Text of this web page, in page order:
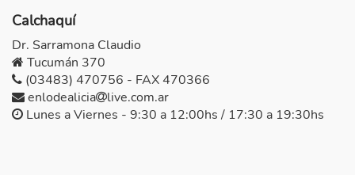
Calchaquí
Dr. Sarramona Claudio
Tucumán 370
(03483) 470756 - FAX 470366
enlodealicia
live.com.ar
Lunes a Viernes - 9:30 a 12:00hs / 17:30 a 19:30hs